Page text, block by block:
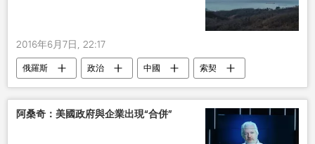
2016年6月7日, 22:17
俄羅斯 政治 中國
索契
公路
阿桑奇：美國政府與企業出現“合併”